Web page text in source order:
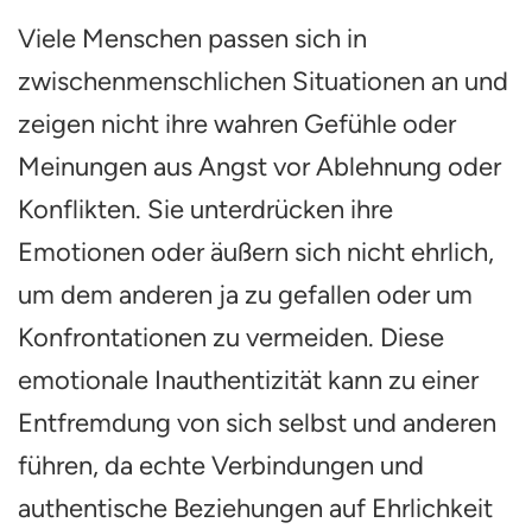
Viele Menschen passen sich in
zwischenmenschlichen Situationen an und
zeigen nicht ihre wahren Gefühle oder
Meinungen aus Angst vor Ablehnung oder
Konflikten. Sie unterdrücken ihre
Emotionen oder äußern sich nicht ehrlich,
um dem anderen ja zu gefallen oder um
Konfrontationen zu vermeiden. Diese
emotionale Inauthentizität kann zu einer
Entfremdung von sich selbst und anderen
führen, da echte Verbindungen und
authentische Beziehungen auf Ehrlichkeit